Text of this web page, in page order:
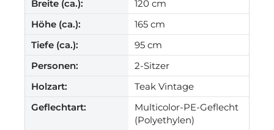
Breite (ca.):
120 cm
Höhe (ca.):
165 cm
Tiefe (ca.):
95 cm
Personen:
2-Sitzer
Holzart:
Teak Vintage
Geflechtart:
Multicolor-PE-Geflecht
(Polyethylen)